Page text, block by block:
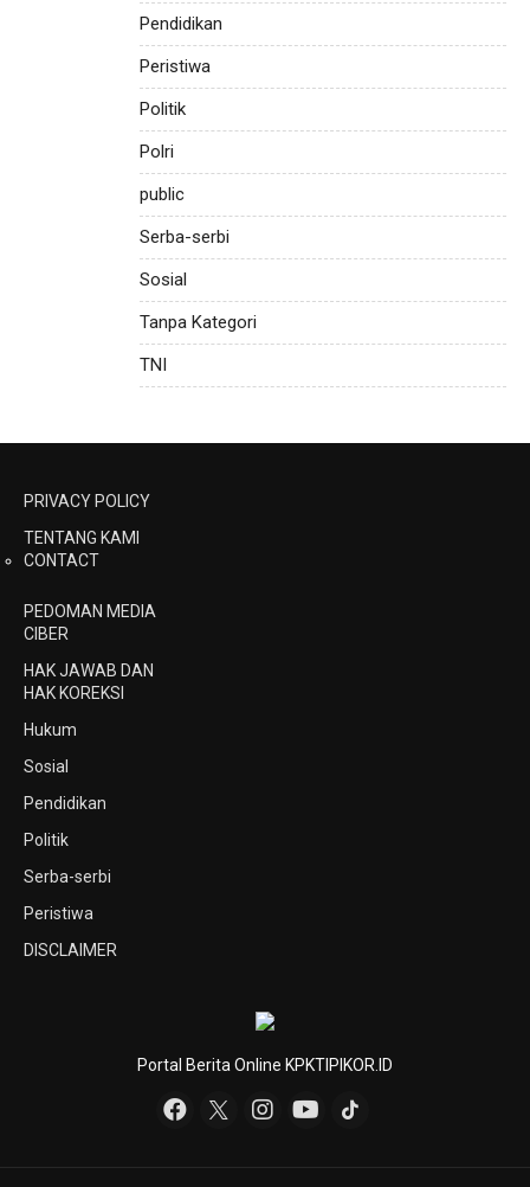
Pendidikan
Peristiwa
Politik
Polri
public
Serba-serbi
Sosial
Tanpa Kategori
TNI
PRIVACY POLICY
TENTANG KAMI
CONTACT
PEDOMAN MEDIA
CIBER
HAK JAWAB DAN
HAK KOREKSI
Hukum
Sosial
Pendidikan
Politik
Serba-serbi
Peristiwa
DISCLAIMER
Portal Berita Online KPKTIPIKOR.ID